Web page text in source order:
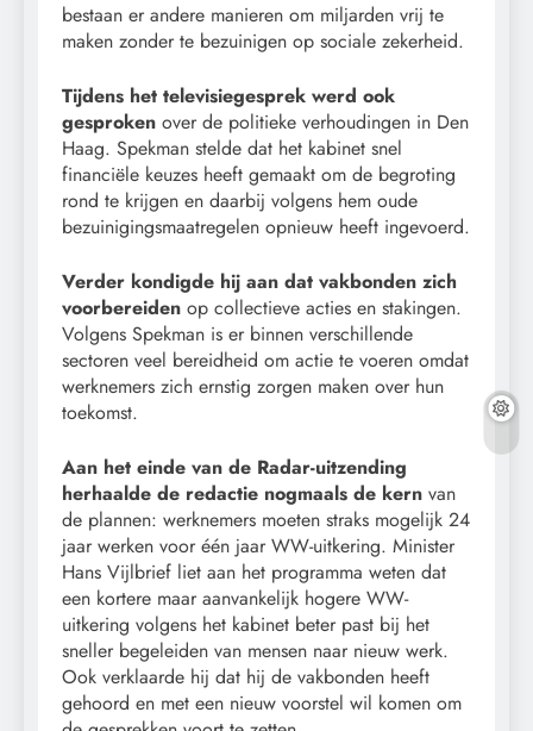
bestaan er andere manieren om miljarden vrij te
maken zonder te bezuinigen op sociale zekerheid.
Tijdens het televisiegesprek werd ook
gesproken over de politieke verhoudingen in Den
Haag. Spekman stelde dat het kabinet snel
financiële keuzes heeft gemaakt om de begroting
rond te krijgen en daarbij volgens hem oude
bezuinigingsmaatregelen opnieuw heeft ingevoerd.
Verder kondigde hij aan dat vakbonden zich
voorbereiden op collectieve acties en stakingen.
Volgens Spekman is er binnen verschillende
sectoren veel bereidheid om actie te voeren omdat
werknemers zich ernstig zorgen maken over hun
toekomst.
Aan het einde van de Radar-uitzending
herhaalde de redactie nogmaals de kern van
de plannen: werknemers moeten straks mogelijk 24
jaar werken voor één jaar WW-uitkering. Minister
Hans Vijlbrief liet aan het programma weten dat
een kortere maar aanvankelijk hogere WW-
uitkering volgens het kabinet beter past bij het
sneller begeleiden van mensen naar nieuw werk.
Ook verklaarde hij dat hij de vakbonden heeft
gehoord en met een nieuw voorstel wil komen om